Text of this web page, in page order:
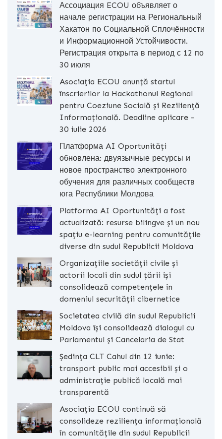
Ассоциация ECOU объявляет о
начале регистрации на Региональный
Хакатон по Социальной Сплочённости
и Информационной Устойчивости.
Регистрация открыта в период с 12 по
30 июля
Asociația ECOU anunță startul
înscrierilor la Hackathonul Regional
pentru Coeziune Socială și Reziliență
Informațională. Deadline aplicare -
30 iulie 2026
Платформа AI Oportunități
обновлена: двуязычные ресурсы и
новое пространство электронного
обучения для различных сообществ
юга Республики Молдова
Platforma AI Oportunități a fost
actualizată: resurse bilingve și un nou
spațiu e-learning pentru comunitățile
diverse din sudul Republicii Moldova
Organizațiile societății civile și
actorii locali din sudul țării își
consolidează competențele în
domeniul securității cibernetice
Societatea civilă din sudul Republicii
Moldova își consolidează dialogul cu
Parlamentul și Cancelaria de Stat
Ședința CLT Cahul din 12 iunie:
transport public mai accesibil și o
administrație publică locală mai
transparentă
Asociația ECOU continuă să
consolideze reziliența informațională
în comunitățile din sudul Republicii